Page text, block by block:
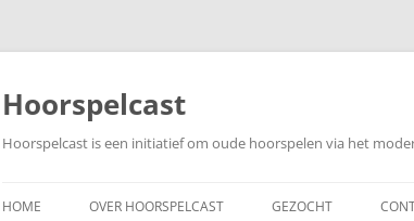
Ga
inhoud
Hoorspelcast
Hoorspelcast is een initiatief om oude hoorspelen via het
HOME OVER HOORSPELCAST GEZOCHT